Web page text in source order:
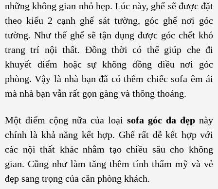
những không gian nhỏ hẹp. Lúc này, ghế sẽ được đặt
theo kiểu 2 cạnh ghế sát tường, góc ghế nơi góc
tường. Như thế ghế sẽ tận dụng được góc chết khó
trang trí nội thất. Đồng thời có thể giúp che đi
khuyết điểm hoặc sự không đồng điều nơi góc
phòng. Vậy là nhà bạn đã có thêm chiếc sofa êm ái
mà nhà bạn vẫn rất gọn gàng và thông thoáng.
Một điểm cộng nữa của loại sofa góc da đẹp này
chính là khả năng kết hợp. Ghế rất dễ kết hợp với
các nội thất khác nhằm tạo chiều sâu cho không
gian. Cũng như làm tăng thêm tính thẩm mỹ và vẻ
đẹp sang trọng của căn phòng khách.